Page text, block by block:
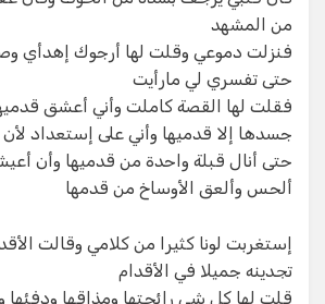
من المشهد
فنزلت دموعي وقلت لها أرجوك إهدأي
حتى تفسري لي مارأيت
فقلت لها القصة كاملت وأني أعشق
جسدها إلا قدميها وأني على إستعداد
حتى أنال قبلة واحدة من قدميها وأن
ألحس وألعق الأوساخ من قدمها
إستغربت لونا كثيرا من كلامي وقالت
تجدينه جميلا في الأقدام
قلت لها كل شي رائحتها ومذاقها ودفئها